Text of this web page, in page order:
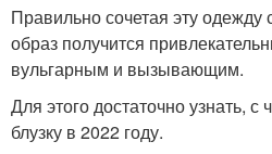
Правильно сочетая эту одежду
образ получится
вульгарным и вызывающим.
Для этого достаточно узнать,
блузку в 2022 году.